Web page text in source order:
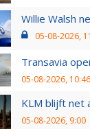
Willie Walsh
05-08-2026,
Transavia
05-08-2026, 10:46
KLM blijft net
05-08-2026, 9:00